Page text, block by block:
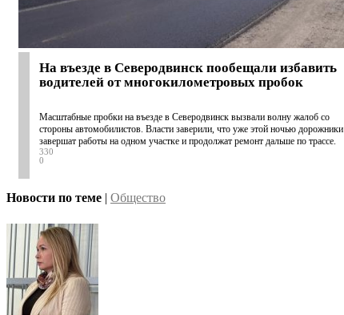
На въезде в Северодвинск пообещали избавить
водителей от многокилометровых пробок
Масштабные пробки на въезде в Северодвинск вызвали волну жалоб со
стороны автомобилистов. Власти заверили, что уже этой ночью дорожники
завершат работы на одном участке и продолжат ремонт дальше по трассе.
330
0
Новости по теме | Общество